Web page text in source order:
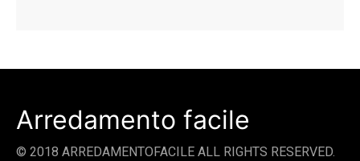
Arredamento facile
© 2018 ARREDAMENTOFACILE ALL RIGHTS RESERVED.